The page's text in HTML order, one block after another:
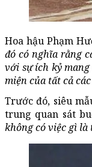
Hoa hậu Phạm
đó có nghĩa rằng
với sự ích kỷ
miện của tất cả
Trước đó, siêu
trung quan sát
không có việc gì là